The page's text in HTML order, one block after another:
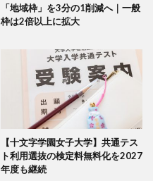
「地域枠」を3分の1削減へ｜一般
枠は2倍以上に拡大
【十文字学園女子大学】共通テス
ト利用選抜の検定料無料化を2027
年度も継続